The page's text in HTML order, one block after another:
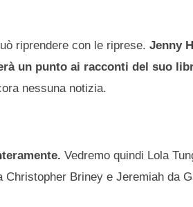
riprendere con le riprese.Jenny
un punto ai racconti del suo
nessuna notizia.
Vedremo quindi Lola
Briney e Jeremiah da